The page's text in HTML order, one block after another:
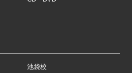
池袋校